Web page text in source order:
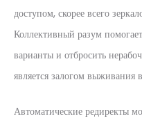
доступом, скорее всего
Коллективный разум
варианты и отбросить
является залогом выживания
Автоматические редиректы